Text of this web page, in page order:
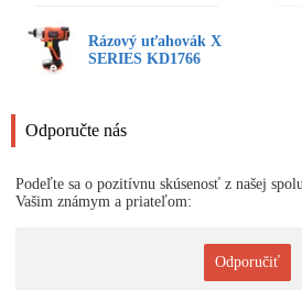
Rázový uťahovák X
SERIES KD1766
Odporučte nás
Podeľte sa o pozitívnu skúsenosť z našej
Vašim známym a priateľom:
Odporučiť